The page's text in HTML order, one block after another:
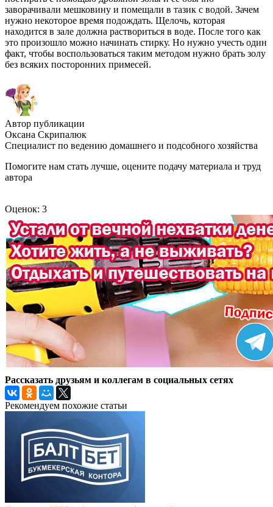
заворачивали мешковину и помещали в тазик с водой. Зачем
нужно некоторое время подождать. Щелочь, которая
находится в зале должна раствориться в воде. После того как
это произошло можно начинать стирку. Но нужно учесть один
факт, чтобы воспользоваться таким методом нужно брать золу
без всяких посторонних примесей.
Автор публикации
Оксана Скрипалюк
Специалист по ведению домашнего и подсобного хозяйства
Помогите нам стать лучше, оцените подачу материала и труд
автора
Оценок: 3
Рассказать друзьям и коллегам в социальных сетях
Рекомендуем похожие статьи